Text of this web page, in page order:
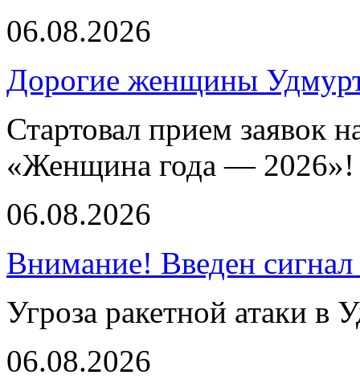
06.08.2026
Дорогие женщины
Стартовал прием заявок
«Женщина года — 2026»!
06.08.2026
Внимание! Введен
Угроза ракетной атаки
06.08.2026